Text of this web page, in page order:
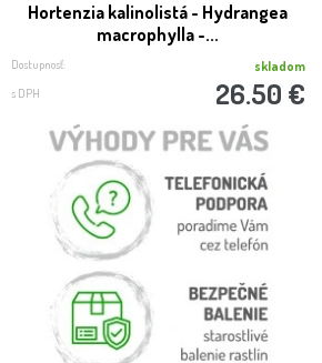
Hortenzia kalinolistá - Hydrangea
macrophylla -...
Dostupnosť: skladom
s DPH 26.50 €